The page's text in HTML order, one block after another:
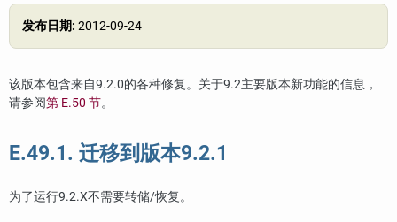
发布日期: 2012-09-24
该版本包含来自9.2.0的各种修复。关于9.2主要版本新功能的信息，
请参阅第 E.50 节。
E.49.1. 迁移到版本9.2.1
为了运行9.2.X不需要转储/恢复。